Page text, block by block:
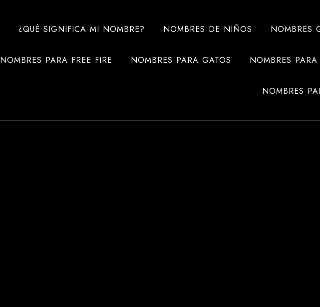
¿QUÉ SIGNIFICA MI NOMBRE? NOMBRES DE NIÑOS NOMBRES
NOMBRES PARA FREE FIRE NOMBRES PARA GATOS NOMBRES
NOMBRES